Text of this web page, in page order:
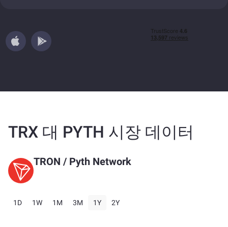
TRX 대 PYTH 시장 데이터
TRON / Pyth Network
1D 1W 1M 3M 1Y 2Y